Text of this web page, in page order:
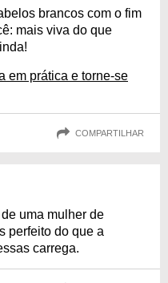
brancos com o fim
mais viva do que
em prática e torne-se
COMPARTILHAR
uma mulher de
perfeito do que a
carrega.